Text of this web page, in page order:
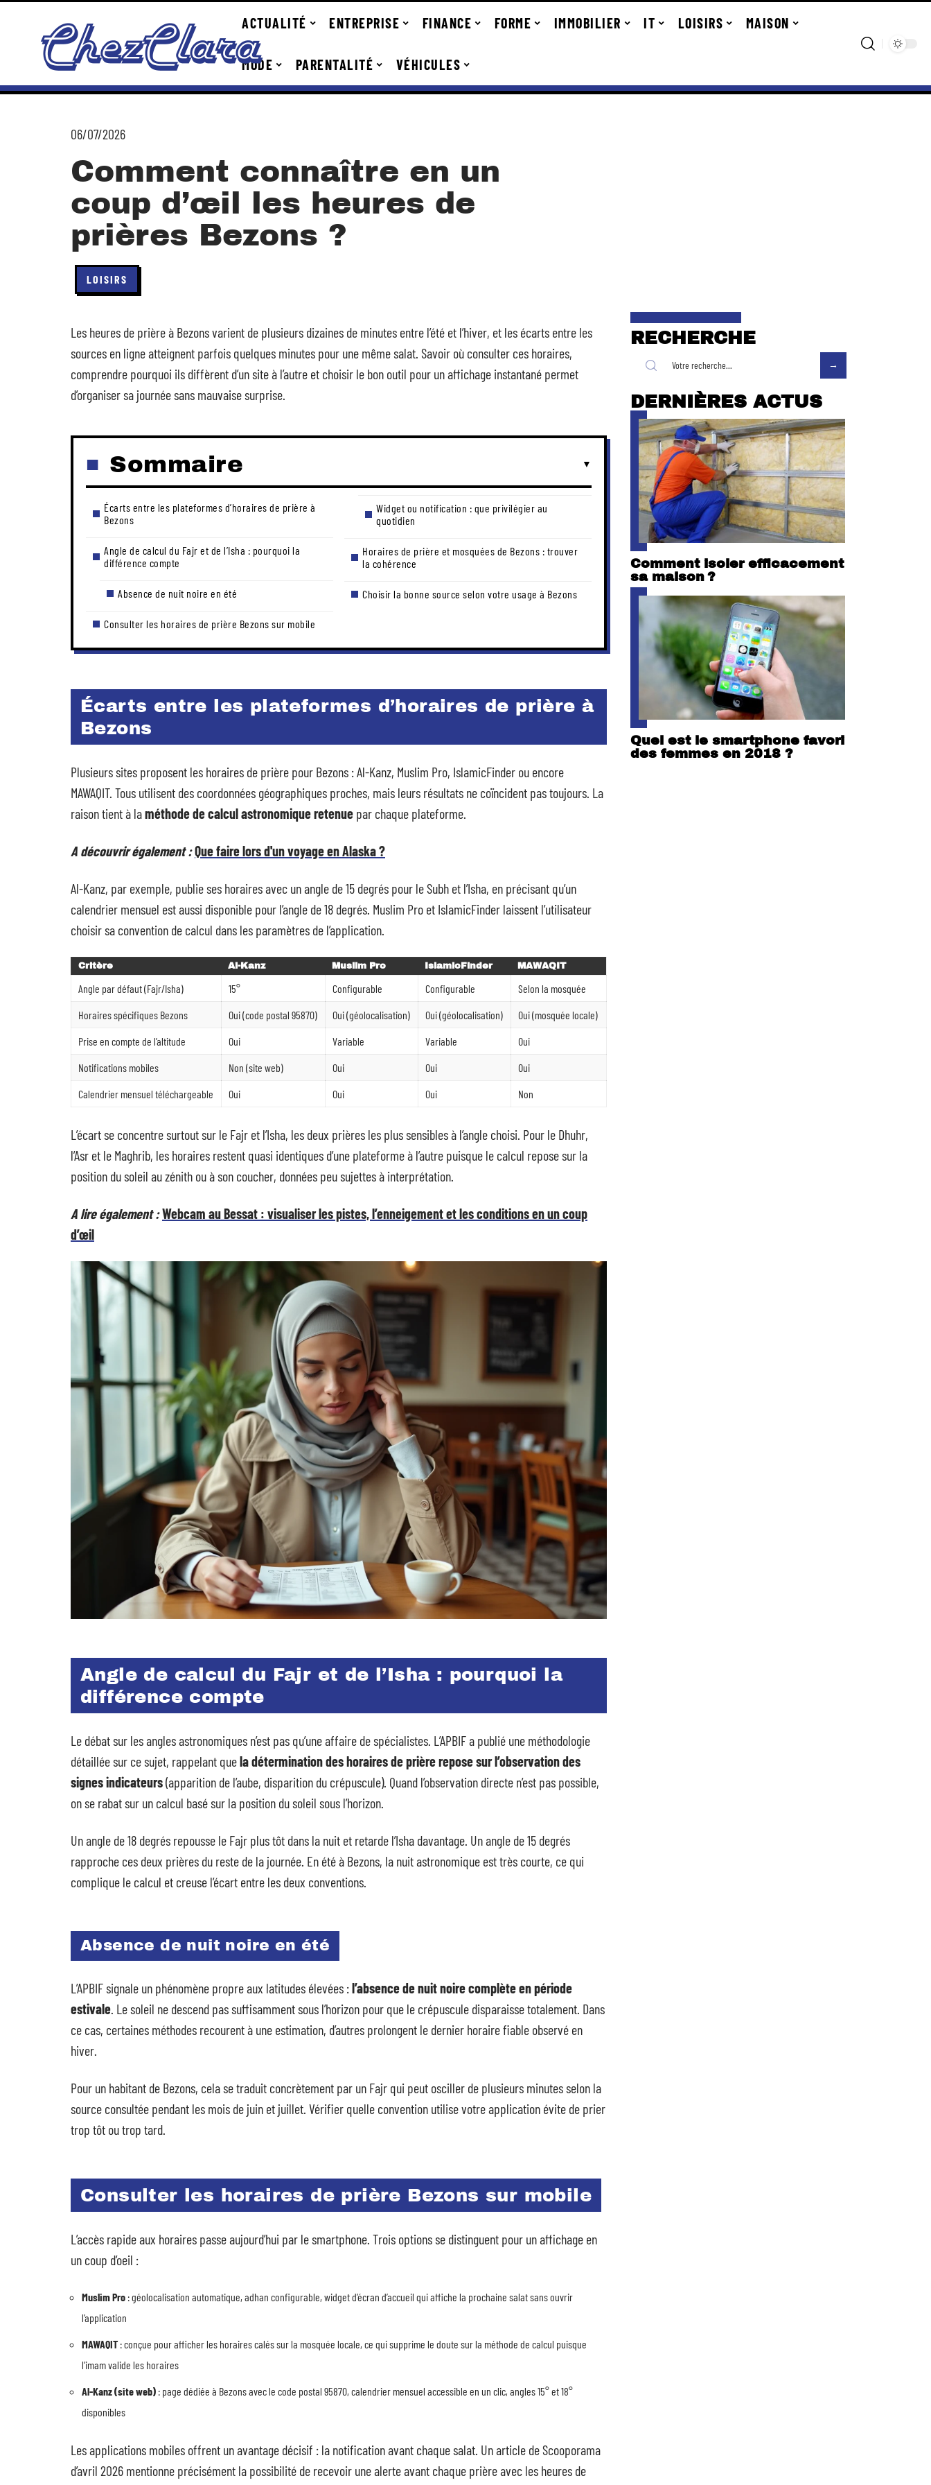
ACTUALITÉ ENTREPRISE FINANCE FORME IMMOBILIER IT LOISIRS MAISON
MODE PARENTALITÉ VÉHICULES
06/07/2026
Comment connaître en un
coup d’œil les heures de
prières Bezons ?
LOISIRS
Les heures de prière à Bezons varient de plusieurs dizaines de minutes entre l’été et l’hiver, et les écarts entre les
sources en ligne atteignent parfois quelques minutes pour une même salat. Savoir où consulter ces horaires,
comprendre pourquoi ils diffèrent d’un site à l’autre et choisir le bon outil pour un affichage instantané permet
d’organiser sa journée sans mauvaise surprise.
Sommaire
Écarts entre les plateformes d’horaires de prière à
Bezons
Angle de calcul du Fajr et de l’Isha : pourquoi la
différence compte
Absence de nuit noire en été
Consulter les horaires de prière Bezons sur mobile
Widget ou notification : que privilégier au
quotidien
Horaires de prière et mosquées de Bezons : trouver
la cohérence
Choisir la bonne source selon votre usage à Bezons
Écarts entre les plateformes d’horaires de prière à
Bezons
Plusieurs sites proposent les horaires de prière pour Bezons : Al-Kanz, Muslim Pro, IslamicFinder ou encore
MAWAQIT. Tous utilisent des coordonnées géographiques proches, mais leurs résultats ne coïncident pas toujours. La
raison tient à laméthode de calcul astronomique retenue par chaque plateforme.
A découvrir également :Que faire lors d'un voyage en Alaska ?
Al-Kanz, par exemple, publie ses horaires avec un angle de 15 degrés pour le Subh et l’Isha, en précisant qu’un
calendrier mensuel est aussi disponible pour l’angle de 18 degrés. Muslim Pro et IslamicFinder laissent l’utilisateur
choisir sa convention de calcul dans les paramètres de l’application.
Critère Al-Kanz Muslim Pro IslamicFinder MAWAQIT
Angle par défaut (Fajr/Isha) 15° Configurable Configurable
Selon la mosquée
Horaires spécifiques Bezons
Oui (code postal 95870) Oui (géolocalisation) Oui (géolocalisation)
Oui (mosquée locale)
Prise en compte de l’altitude
Oui Variable Variable
Oui
Notifications mobiles
Non (site web) Oui Oui
Oui
Calendrier mensuel téléchargeable
Oui Oui Oui Non
L’écart se concentre surtout sur le Fajr et l’Isha, les deux prières les plus sensibles à l’angle choisi. Pour le Dhuhr,
l’Asr et le Maghrib, les horaires restent quasi identiques d’une plateforme à l’autre puisque le calcul repose sur la
position du soleil au zénith ou à son coucher, données peu sujettes à interprétation.
A lire également :Webcam au Bessat : visualiser les pistes, l’enneigement et les conditions en un coup
d’œil
Angle de calcul du Fajr et de l’Isha : pourquoi la
différence compte
Le débat sur les angles astronomiques n’est pas qu’une affaire de spécialistes. L’APBIF a publié une méthodologie
détaillée sur ce sujet, rappelant quela détermination des horaires de prière repose sur l’observation des
signes indicateurs(apparition de l’aube, disparition du crépuscule). Quand l’observation directe n’est pas possible,
on se rabat sur un calcul basé sur la position du soleil sous l’horizon.
Un angle de 18 degrés repousse le Fajr plus tôt dans la nuit et retarde l’Isha davantage. Un angle de 15 degrés
rapproche ces deux prières du reste de la journée. En été à Bezons, la nuit astronomique est très courte, ce qui
complique le calcul et creuse l’écart entre les deux conventions.
Absence de nuit noire en été
L’APBIF signale un phénomène propre aux latitudes élevées :l’absence de nuit noire complète en période
estivale. Le soleil ne descend pas suffisamment sous l’horizon pour que le crépuscule disparaisse totalement. Dans
ce cas, certaines méthodes recourent à une estimation, d’autres prolongent le dernier horaire fiable observé en
hiver.
Pour un habitant de Bezons, cela se traduit concrètement par un Fajr qui peut osciller de plusieurs minutes selon la
source consultée pendant les mois de juin et juillet. Vérifier quelle convention utilise votre application évite de prier
trop tôt ou trop tard.
Consulter les horaires de prière Bezons sur mobile
L’accès rapide aux horaires passe aujourd’hui par le smartphone. Trois options se distinguent pour un affichage en
un coup d’oeil :
Muslim Pro : géolocalisation automatique, adhan configurable, widget d’écran d’accueil qui affiche la prochaine salat sans ouvrir
l’application
MAWAQIT : conçue pour afficher les horaires calés sur la mosquée locale, ce qui supprime le doute sur la méthode de calcul puisque
l’imam valide les horaires
Al-Kanz (site web) : page dédiée à Bezons avec le code postal 95870, calendrier mensuel accessible en un clic, angles 15° et 18°
disponibles
Les applications mobiles offrent un avantage décisif : la notification avant chaque salat. Un article de Scooporama
d’avril 2026 mentionne précisément la possibilité de recevoir une alerte avant chaque prière avec les heures de
RECHERCHE
DERNIÈRES ACTUS
Comment isoler efficacement
sa maison ?
Quel est le smartphone favori
des femmes en 2018 ?